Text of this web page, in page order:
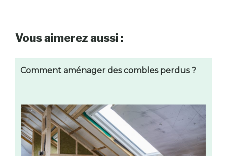
Vous aimerez aussi :
Comment aménager des combles perdus ?